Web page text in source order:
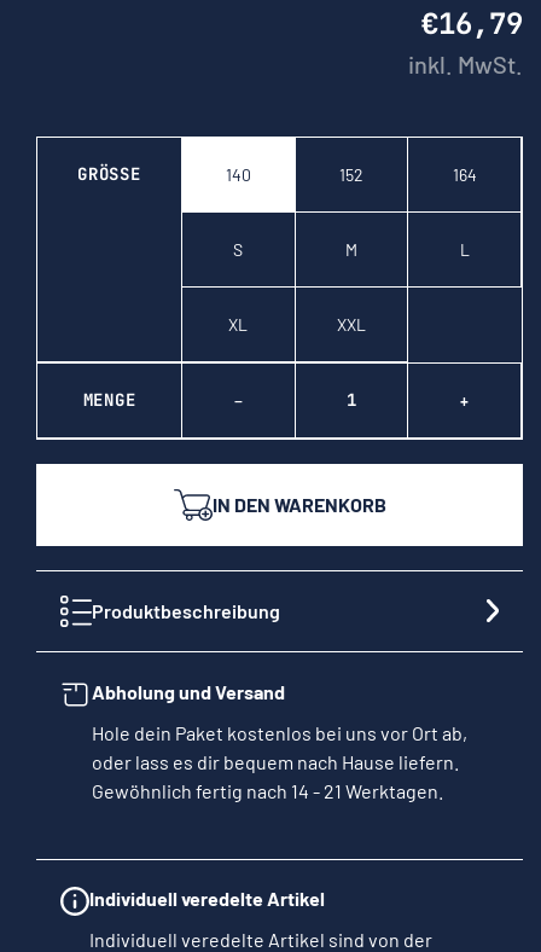
€16,79
inkl. MwSt.
GRÖSSE 140 152 164
S M L
XL XXL
MENGE − +
IN DEN WARENKORB
Produktbeschreibung
Abholung und Versand
Hole dein Paket kostenlos bei uns vor Ort ab,
oder lass es dir bequem nach Hause liefern.
Gewöhnlich fertig nach 14 - 21 Werktagen.
Individuell veredelte Artikel
Individuell veredelte Artikel sind von der